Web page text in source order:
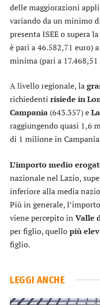
delle maggiorazioni
variando da un minimo
presenta ISEE o supera
è pari a 46.582,71 euro)
minima (pari a
A livello regionale, la
richiedenti risiede in
Campania (643.357) e
raggiungendo quasi 1,6
di 1 milione in
L’importo medio
nazionale nel Lazio,
inferiore alla media
Più in generale,
viene percepito in Valle
per figlio, quellopiù
figlio.
LEGGI ANCHE